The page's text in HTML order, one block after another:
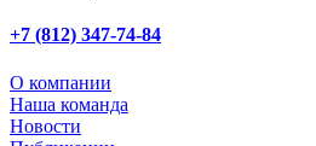
+7 (812) 347-74-84
О компании
Наша команда
Новости